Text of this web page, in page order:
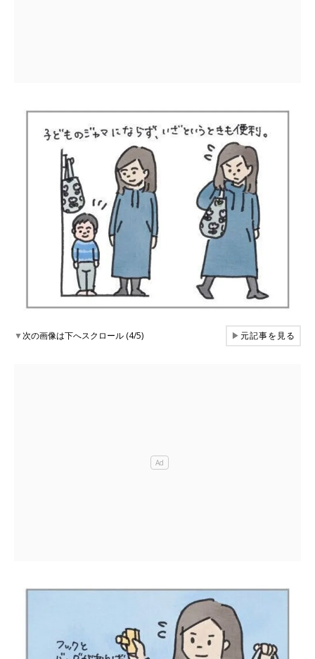
▼次の画像は下へスクロール (4/5) ▶元記事を見る